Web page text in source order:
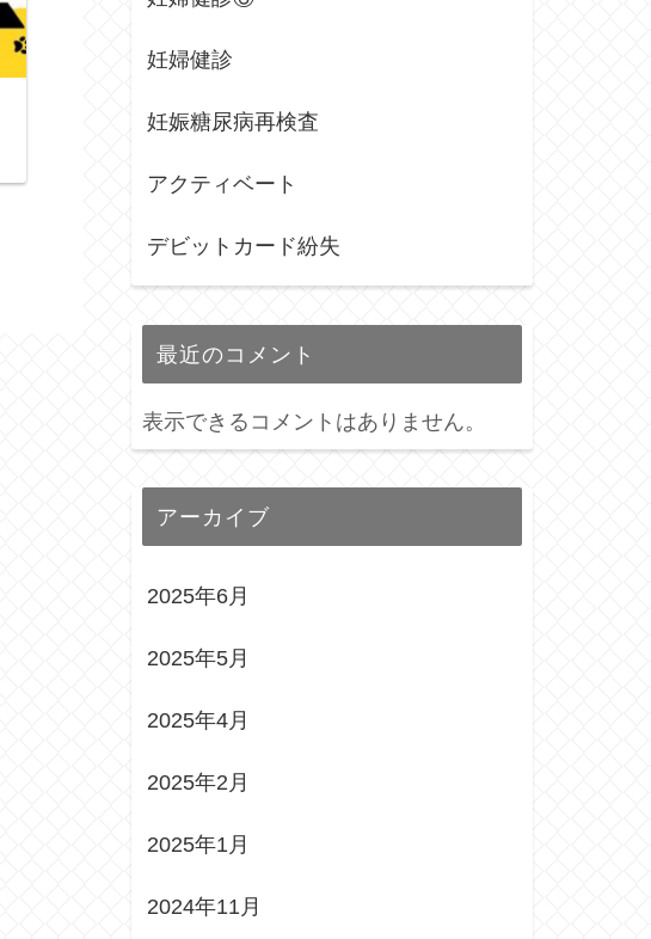
妊婦健診
妊娠糖尿病再検査
アクティベート
デビットカード紛失
最近のコメント
表示できるコメントはありません。
アーカイブ
2025年6月
2025年5月
2025年4月
2025年2月
2025年1月
2024年11月